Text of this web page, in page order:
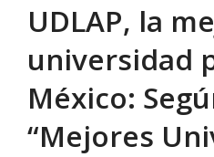
UDLAP, la
universidad
México:
“Mejores